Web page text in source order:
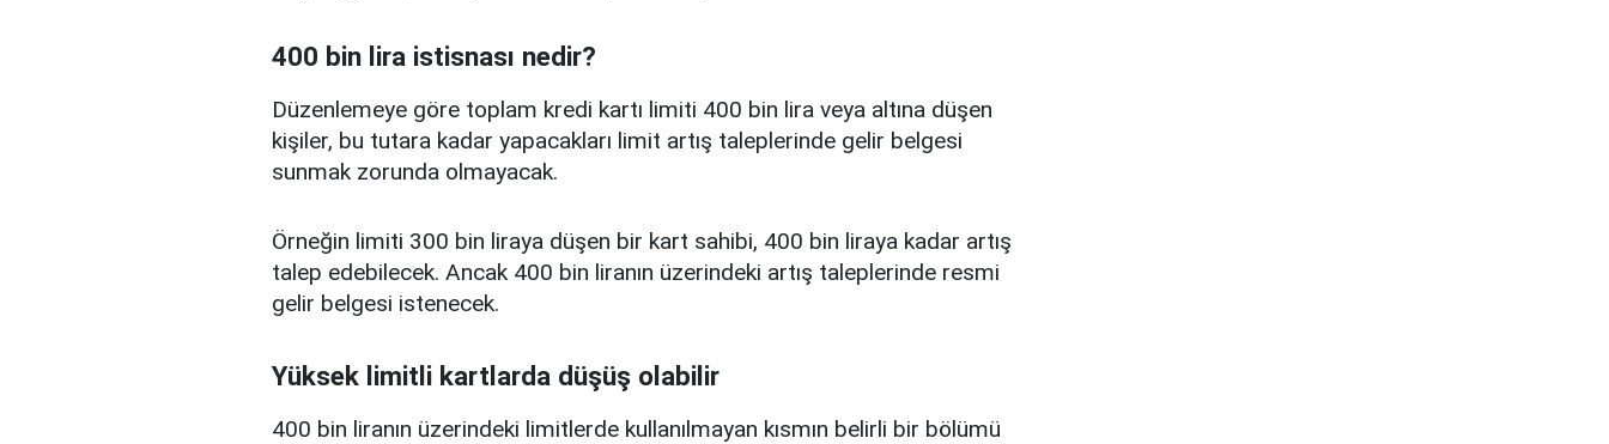
400 bin lira istisnası nedir?
Düzenlemeye göre toplam kredi kartı limiti 400 bin lira veya altına düşen
kişiler, bu tutara kadar yapacakları limit artış taleplerinde gelir belgesi
sunmak zorunda olmayacak.
Örneğin limiti 300 bin liraya düşen bir kart sahibi, 400 bin liraya kadar artış
talep edebilecek. Ancak 400 bin liranın üzerindeki artış taleplerinde resmi
gelir belgesi istenecek.
Yüksek limitli kartlarda düşüş olabilir
400 bin liranın üzerindeki limitlerde kullanılmayan kısmın belirli bir bölümü